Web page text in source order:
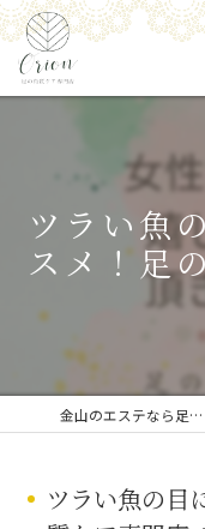
ツラい魚
スメ！足
金山のエステなら足の角質ケア専門店 Orion
ツラい魚の目